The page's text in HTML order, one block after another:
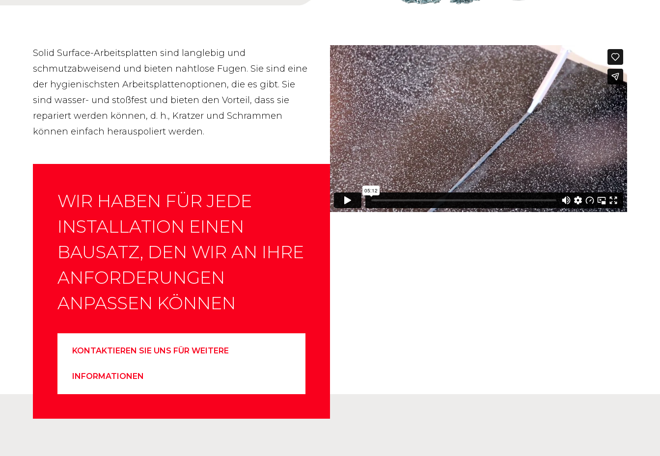
Solid Surface-Arbeitsplatten sind langlebig und
schmutzabweisend und bieten nahtlose Fugen. Sie sind eine
der hygienischsten Arbeitsplattenoptionen, die es gibt. Sie
sind wasser- und stoßfest und bieten den Vorteil, dass sie
repariert werden können, d. h., Kratzer und Schrammen
können einfach herauspoliert werden.
WIR HABEN FÜR JEDE
INSTALLATION EINEN
BAUSATZ, DEN WIR AN IHRE
ANFORDERUNGEN
ANPASSEN KÖNNEN
KONTAKTIEREN SIE UNS FÜR WEITERE
INFORMATIONEN